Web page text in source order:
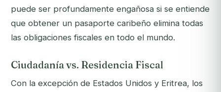
puede ser profundamente engañosa si se entiende
que obtener un pasaporte caribeño elimina todas
las obligaciones fiscales en todo el mundo.
Ciudadanía vs. Residencia Fiscal
Con la excepción de Estados Unidos y Eritrea, los